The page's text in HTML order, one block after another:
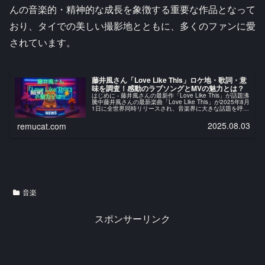
んの音楽的・精神的な成長を象徴する重要な作品となって
おり、タイでの美しい撮影地とともに、多くのファンに愛
されています。
藤井風さん「Love Like This」ロケ地・歌詞・意
味を調査！感動のラブソングとMVの魅力とは？
はじめに - 藤井風さんの最新作「Love Like This」が話題沸
騰中藤井風さんの最新楽曲「Love Like This」が2025年8月
1日に全世界同時リリースされ、音楽界に大きな話題を呼ん
でいます。初のヨーロッパツアーで披露された...
remucat.com 2025.08.03
音楽
スポンサーリンク